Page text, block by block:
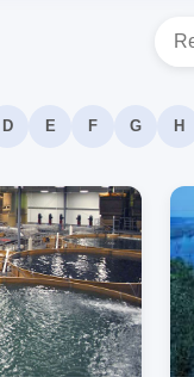
D E F G H